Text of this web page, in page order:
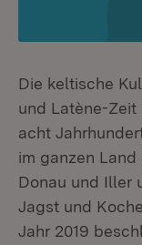
Die keltische
und Latène-
acht
im ganzen Land
Donau und Iller
Jagst und
Jahr 2019